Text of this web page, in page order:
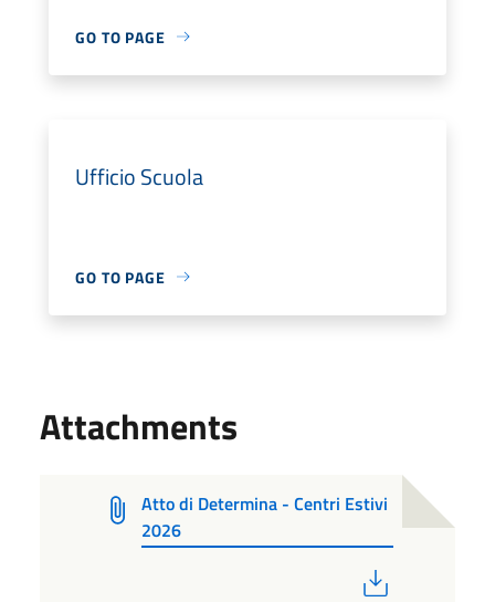
GO TO PAGE
Ufficio Scuola
GO TO PAGE
Attachments
Atto di Determina - Centri Estivi
2026